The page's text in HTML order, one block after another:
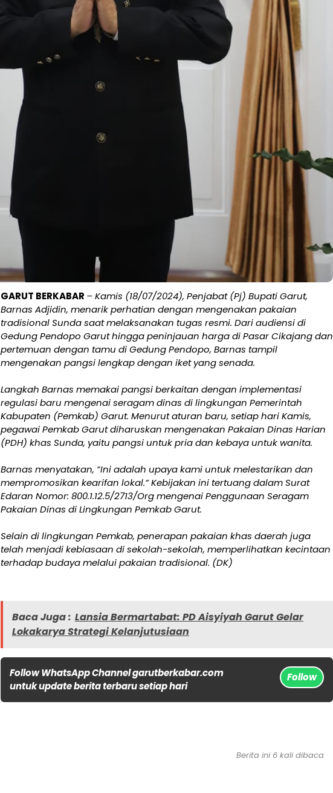
GARUT BERKABAR – Kamis (18/07/2024), Penjabat (Pj) Bupati Garut,
Barnas Adjidin, menarik perhatian dengan mengenakan pakaian
tradisional Sunda saat melaksanakan tugas resmi. Dari audiensi di
Gedung Pendopo Garut hingga peninjauan harga di Pasar Cikajang dan
pertemuan dengan tamu di Gedung Pendopo, Barnas tampil
mengenakan pangsi lengkap dengan iket yang senada.
Langkah Barnas memakai pangsi berkaitan dengan implementasi
regulasi baru mengenai seragam dinas di lingkungan Pemerintah
Kabupaten (Pemkab) Garut. Menurut aturan baru, setiap hari Kamis,
pegawai Pemkab Garut diharuskan mengenakan Pakaian Dinas Harian
(PDH) khas Sunda, yaitu pangsi untuk pria dan kebaya untuk wanita.
Barnas menyatakan, “Ini adalah upaya kami untuk melestarikan dan
mempromosikan kearifan lokal.” Kebijakan ini tertuang dalam Surat
Edaran Nomor: 800.1.12.5/2713/Org mengenai Penggunaan Seragam
Pakaian Dinas di Lingkungan Pemkab Garut.
Selain di lingkungan Pemkab, penerapan pakaian khas daerah juga
telah menjadi kebiasaan di sekolah-sekolah, memperlihatkan kecintaan
terhadap budaya melalui pakaian tradisional. (DK)
Baca Juga : Lansia Bermartabat: PD Aisyiyah Garut Gelar
Lokakarya Strategi Kelanjutusiaan
Follow WhatsApp Channel garutberkabar.com
untuk update berita terbaru setiap hari
Follow
Berita ini 6 kali dibaca